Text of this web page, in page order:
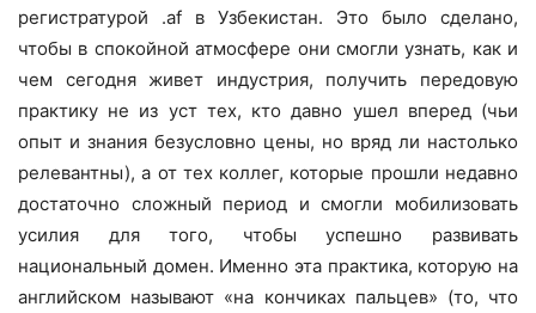
регистратурой .af в Узбекистан. Это было сделано,
чтобы в спокойной атмосфере они смогли узнать, как и
чем сегодня живет индустрия, получить передовую
практику не из уст тех, кто давно ушел вперед (чьи
опыт и знания безусловно цены, но вряд ли настолько
релевантны), а от тех коллег, которые прошли недавно
достаточно сложный период и смогли мобилизовать
усилия для того, чтобы успешно развивать
национальный домен. Именно эта практика, которую на
английском называют «на кончиках пальцев» (то, что